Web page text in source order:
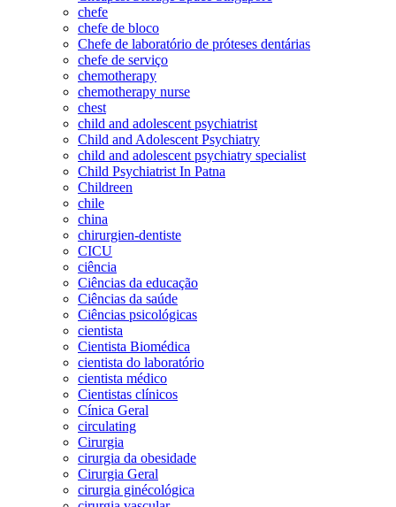
chefe
chefe de bloco
Chefe de laboratório de próteses dentárias
chefe de serviço
chemotherapy
chemotherapy nurse
chest
child and adolescent psychiatrist
Child and Adolescent Psychiatry
child and adolescent psychiatry specialist
Child Psychiatrist In Patna
Childreen
chile
china
chirurgien-dentiste
CICU
ciência
Ciências da educação
Ciências da saúde
Ciências psicológicas
cientista
Cientista Biomédica
cientista do laboratório
cientista médico
Cientistas clínicos
Cínica Geral
circulating
Cirurgia
cirurgia da obesidade
Cirurgia Geral
cirurgia ginécológica